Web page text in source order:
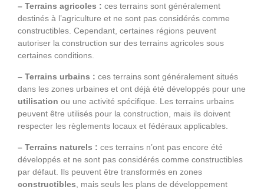
– Terrains agricoles : ces terrains sont généralement
destinés à l’agriculture et ne sont pas considérés comme
constructibles. Cependant, certaines régions peuvent
autoriser la construction sur des terrains agricoles sous
certaines conditions.
– Terrains urbains : ces terrains sont généralement situés
dans les zones urbaines et ont déjà été développés pour une
utilisation ou une activité spécifique. Les terrains urbains
peuvent être utilisés pour la construction, mais ils doivent
respecter les règlements locaux et fédéraux applicables.
– Terrains naturels : ces terrains n’ont pas encore été
développés et ne sont pas considérés comme constructibles
par défaut. Ils peuvent être transformés en zones
constructibles , mais seuls les plans de développement